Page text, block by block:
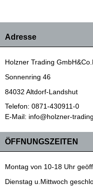
Adresse
Holzner Trading
Sonnenring 46
84032 Altdorf-Landshut
Telefon: 0871-430911-0
E-Mail: info@holzner-
ÖFFNUNGSZEITEN
Montag von 10-18 Uhr
Dienstag u.Mittwoch